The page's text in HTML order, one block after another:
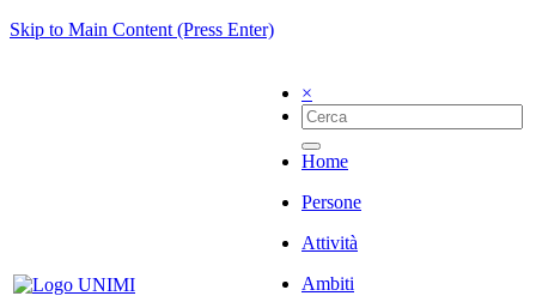
Skip to Main Content (Press Enter)
×
Home
Persone
Attività
Ambiti